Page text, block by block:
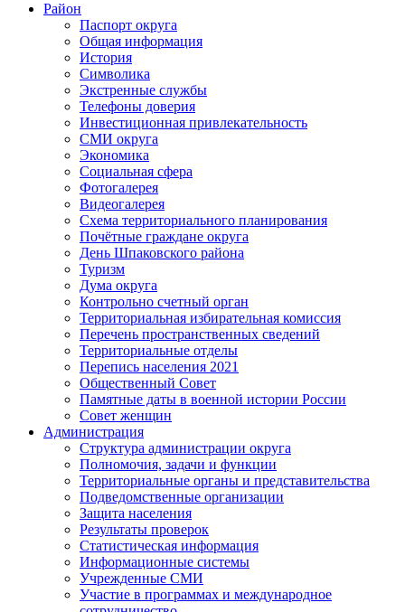
Район
Паспорт округа
Общая информация
История
Символика
Экстренные службы
Телефоны доверия
Инвестиционная привлекательность
СМИ округа
Экономика
Социальная сфера
Фотогалерея
Видеогалерея
Схема территориального планирования
Почётные граждане округа
День Шпаковского района
Туризм
Дума округа
Контрольно счетный орган
Территориальная избирательная комиссия
Перечень пространственных сведений
Территориальные отделы
Перепись населения 2021
Общественный Совет
Памятные даты в военной истории России
Совет женщин
Администрация
Структура администрации округа
Полномочия, задачи и функции
Территориальные органы и представительства
Подведомственные организации
Защита населения
Результаты проверок
Статистическая информация
Информационные системы
Учрежденные СМИ
Участие в программах и международное